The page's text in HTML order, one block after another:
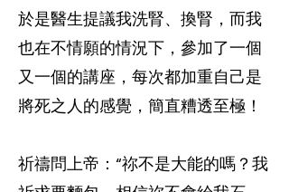
於是醫生提議我洗腎、換腎，而我
也在不情願的情況下，參加了一個
又一個的講座，每次都加重自己是
將死之人的感覺，簡直糟透至極！
祈禱問上帝：“祢不是大能的嗎？我